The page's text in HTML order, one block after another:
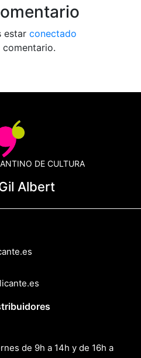
estar conectado
DE CULTURA
Albert
de 9h a 14h y de 16h a